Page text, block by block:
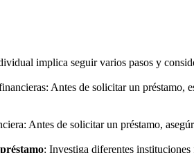
implica seguir varios pasos y
Antes de solicitar un préstamo,
Antes de solicitar un préstamo,
: Investiga diferentes